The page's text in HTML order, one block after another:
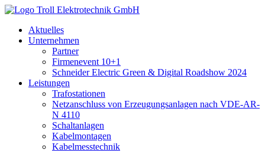
Zum
springenAktuelles
Unternehmen
Partner
Firmenevent 10+1
Schneider Electric Green & Digital Roadshow 2024
Leistungen
Trafostationen
Netzanschluss von Erzeugungsanlagen nach VDE-AR-
N 4110
Schaltanlagen
Kabelmontagen
Kabelmesstechnik